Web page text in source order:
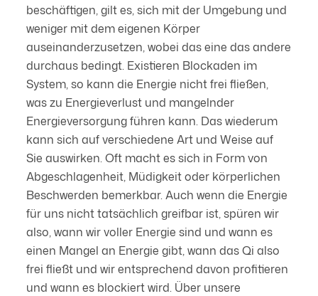
beschäftigen, gilt es, sich mit der Umgebung und
weniger mit dem eigenen Körper
auseinanderzusetzen, wobei das eine das andere
durchaus bedingt. Existieren Blockaden im
System, so kann die Energie nicht frei fließen,
was zu Energieverlust und mangelnder
Energieversorgung führen kann. Das wiederum
kann sich auf verschiedene Art und Weise auf
Sie auswirken. Oft macht es sich in Form von
Abgeschlagenheit, Müdigkeit oder körperlichen
Beschwerden bemerkbar. Auch wenn die Energie
für uns nicht tatsächlich greifbar ist, spüren wir
also, wann wir voller Energie sind und wann es
einen Mangel an Energie gibt, wann das Qi also
frei fließt und wir entsprechend davon profitieren
und wann es blockiert wird. Über unsere